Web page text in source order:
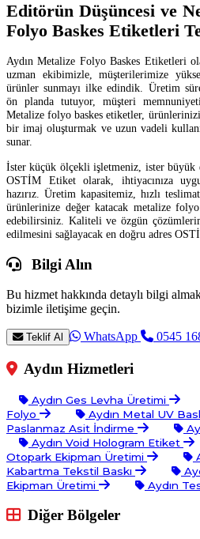
Editörün Düşüncesi ve
Folyo Baskes Etiketleri
Aydın Metalize Folyo Baskes Etiketleri
uzman ekibimizle, müşterilerimize
ürünler sunmayı ilke edindik. Üretim
ön planda tutuyor, müşteri
Metalize folyo baskes etiketler,
bir imaj oluşturmak ve uzun vadeli
sunar.
İster küçük ölçekli işletmeniz, ister büyük
OSTİM Etiket olarak, ihtiyacınıza
hazırız. Üretim kapasitemiz, hızlı
ürünlerinize değer katacak metalize
edebilirsiniz. Kaliteli ve özgün
edilmesini sağlayacak en doğru adres
Bilgi Alın
Bu hizmet hakkında detaylı bilgi
bizimle iletişime geçin.
Teklif Al WhatsApp 0545
Aydın Hizmetleri
Aydın Ges Levha Üretimi
Folyo
Aydın Metal UV
Paslanmaz Asit İndirme
Aydın Void Hologram Etiket
Otopark Ekipman Üretimi
Kabartma Tekstil Baskı
Ekipman Üretimi
Aydın
Diğer Bölgeler